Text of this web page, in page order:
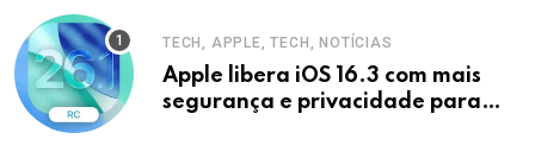
TECH, APPLE, TECH, NOTÍCIAS
Apple libera iOS 16.3 com mais
segurança e privacidade para